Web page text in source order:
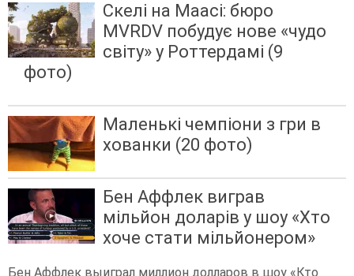
Скелі на Маасі: бюро
MVRDV побудує нове «чудо
світу» у Роттердамі (9
фото)
Маленькі чемпіони з гри в
хованки (20 фото)
Бен Аффлек виграв
мільйон доларів у шоу «Хто
хоче стати мільйонером»
Бен Аффлек выиграл миллион долларов в шоу «Кто